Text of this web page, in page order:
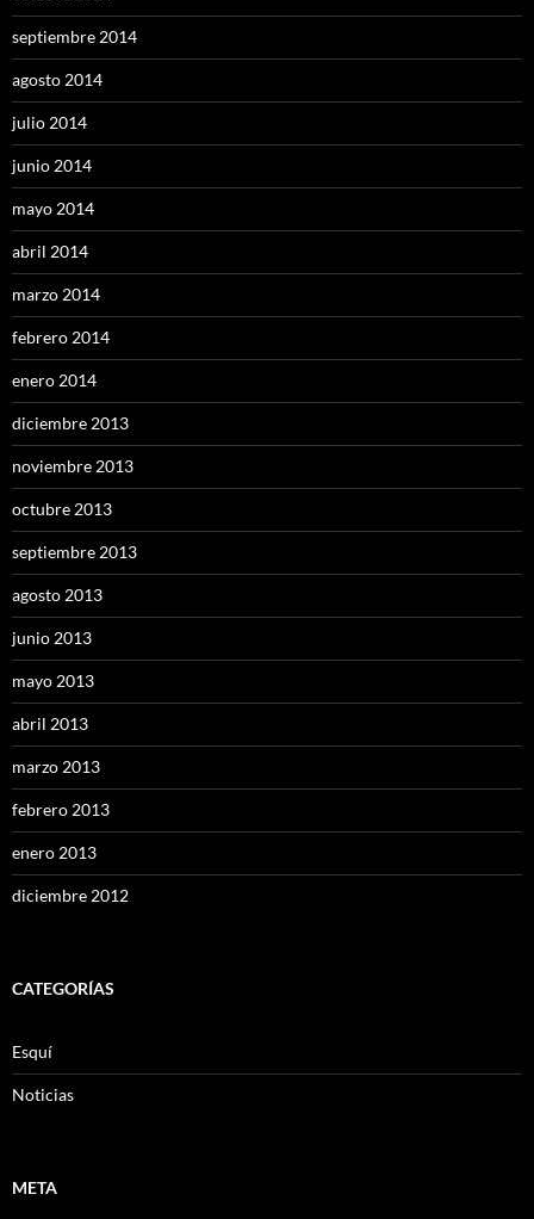
septiembre 2014
agosto 2014
julio 2014
junio 2014
mayo 2014
abril 2014
marzo 2014
febrero 2014
enero 2014
diciembre 2013
noviembre 2013
octubre 2013
septiembre 2013
agosto 2013
junio 2013
mayo 2013
abril 2013
marzo 2013
febrero 2013
enero 2013
diciembre 2012
CATEGORÍAS
Esquí
Noticias
META